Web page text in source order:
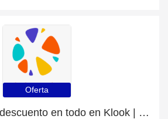
Oferta
Obtenga 6% de descuento en todo en Klook | caduca pronto